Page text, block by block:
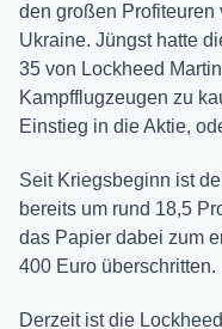
den großen
Ukraine. Jüngst hatte
35 von Lockheed
Kampfflugzeugen zu
Einstieg in die Aktie,
Seit Kriegsbeginn ist
bereits um rund 18,5
das Papier dabei zum
400 Euro überschritten.
Derzeit ist die